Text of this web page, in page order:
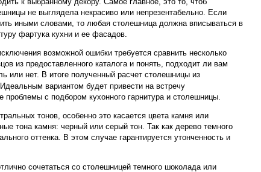
не выглядела некрасиво или непрезентабельно. Если
иными словами, то любая столешница должна вписываться в
фартука кухни и ее фасадов.
возможной ошибки требуется сравнить несколько
из предоставленного каталога и понять, подходит ли вам
или нет. В итоге полученный расчет столешницы из
вариантом будет привести на встречу
с подбором кухонного гарнитура и столешницы.
тонов, особенно это касается цвета камня или
тона камня: черный или серый тон. Так как дерево темного
оттенка. В этом случае гарантируется утонченность и
сочетаться со столешницей темного шоколада или